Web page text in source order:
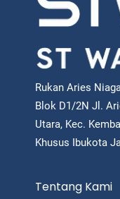
Rukan Aries
Blok D1/2N Jl.
Utara, Kec.
Khusus Ibukota
Tentang Kami